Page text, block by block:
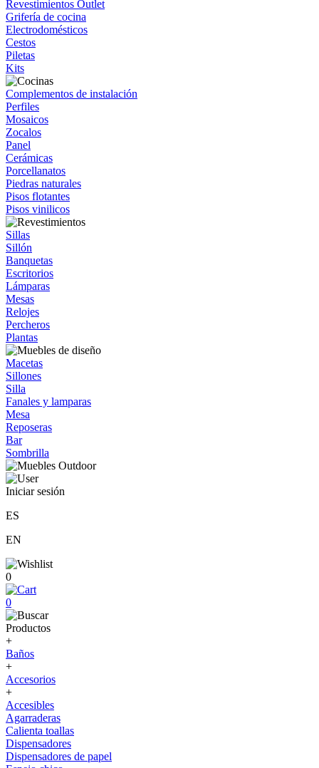
Revestimientos Outlet
Grifería de cocina
Electrodomésticos
Cestos
Piletas
Kits
Complementos de instalación
Perfiles
Mosaicos
Zocalos
Panel
Cerámicas
Porcellanatos
Piedras naturales
Pisos flotantes
Pisos vinilicos
Sillas
Sillón
Banquetas
Escritorios
Lámparas
Mesas
Relojes
Percheros
Plantas
Macetas
Sillones
Silla
Fanales y lamparas
Mesa
Reposeras
Bar
Sombrilla
Iniciar sesión
ES
EN
0
0
Productos
+
Baños
+
Accesorios
+
Accesibles
Agarraderas
Calienta toallas
Dispensadores
Dispensadores de papel